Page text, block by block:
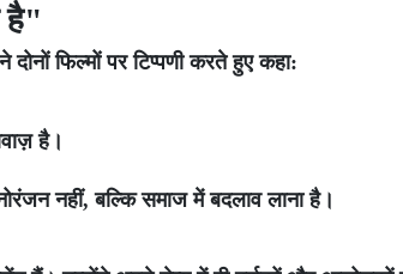
है"
फिल्मों पर टिप्पणी करते हुए कहा:
है।
नहीं, बल्कि समाज में बदलाव लाना है।